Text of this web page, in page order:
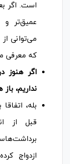
است. اگر
عمیق‌تر و
می‌توانی
که معرفی
اگر هنوز
نداریم،
بله،
قبل از
ازدواج